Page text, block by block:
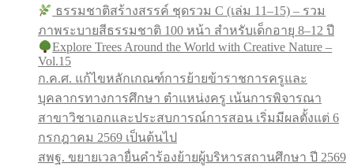
ธรรมชาติสร้างสรรค์ ชุดรวม C (เล่ม 11–15) – รวม
ภาพระบายสีธรรมชาติ 100 หน้า สำหรับเด็กอายุ 8–12 ปี
Explore Trees Around the World with Creative Nature –
Vol.15
ก.ค.ศ. แก้ไขหลักเกณฑ์การย้ายข้าราชการครูและ
บุคลากรทางการศึกษา ตำแหน่งครู เน้นการพิจารณา
สาขาวิชาเอกและประสบการณ์การสอน เริ่มมีผลตั้งแต่ 6
กรกฎาคม 2569 เป็นต้นไป
สพฐ. ขยายเวลายื่นคำร้องย้ายผู้บริหารสถานศึกษา ปี 2569